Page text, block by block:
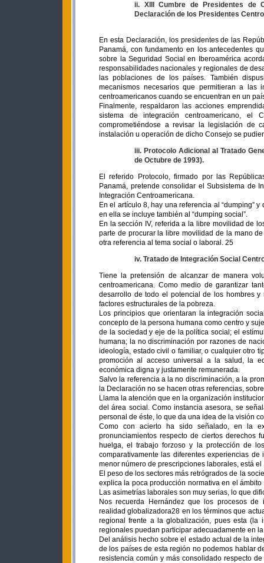
ii. XIII Cumbre de Presidentes de
Declaración de los Presidentes
En esta Declaración, los presidentes de las
Panamá, con fundamento en los antecedentes
sobre la Seguridad Social en Iberoamérica
responsabilidades nacionales y regionales de
las poblaciones de los países. También
mecanismos necesarios que permitieran a las
centroamericanos cuando se encuentran en un
Finalmente, respaldaron las acciones
sistema de integración centroamericano, el
comprometiéndose a revisar la legislación de
instalación u operación de dicho Consejo se
iii. Protocolo Adicional al Tratado
de Octubre de 1993).
El referido Protocolo, firmado por las
Panamá, pretende consolidar el Subsistema de
Integración Centroamericana.
En el artículo 8, hay una referencia al “dumping”
en ella se incluye también al “dumping social”.
En la sección IV, referida a la libre movilidad de
parte de procurar la libre movilidad de la mano
otra referencia al tema social o laboral. 25
iv. Tratado de Integración Social
Tiene la pretensión de alcanzar de manera
centroamericana. Como medio de garantizar
desarrollo de todo el potencial de los hombres
factores estructurales de la pobreza.
Los principios que orientaran la integración
concepto de la persona humana como centro y
de la sociedad y eje de la política social; el
humana; la no discriminación por razones de
ideología, estado civil o familiar, o cualquier otro
promoción al acceso universal a la salud, la
económica digna y justamente remunerada.
Salvo la referencia a la no discriminación, a la
la Declaración no se hacen otras referencias,
Llama la atención que en la organización
del área social. Como instancia asesora, se
personal de éste, lo que da una idea de la visión
Como con acierto ha sido señalado, en la
pronunciamientos respecto de ciertos derechos
huelga, el trabajo forzoso y la protección de
comparativamente las diferentes experiencias
menor número de prescripciones laborales, está el
El peso de los sectores más retrógrados de la
explica la poca producción normativa en el
Las asimetrías laborales son muy serias, lo que
Nos recuerda Hernández que los procesos
realidad globalizadora28 en los términos que
regional frente a la globalización, pues esta (la
regionales puedan participar adecuadamente en
Del análisis hecho sobre el estado actual de la
de los países de esta región no podemos hablar
resistencia común y más consolidado respecto